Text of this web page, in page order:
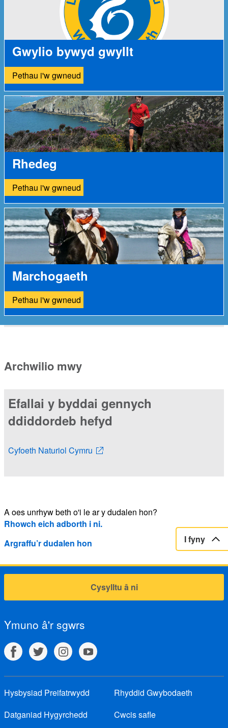
Gwylio bywyd gwyllt
Pethau i'w gwneud
Rhedeg
Pethau i'w gwneud
Marchogaeth
Pethau i'w gwneud
Archwilio mwy
Efallai y byddai gennych
ddiddordeb hefyd
Cyfoeth Naturiol Cymru
A oes unrhyw beth o'i le ar y dudalen hon?
Rhowch eich adborth i ni.
Argraffu’r dudalen hon
I fyny
Cysylltu â ni
Ymuno â'r sgwrs
Hysbysiad Preifatrwydd
Rhyddid Gwybodaeth
Datganiad Hygyrchedd
Cwcis safle